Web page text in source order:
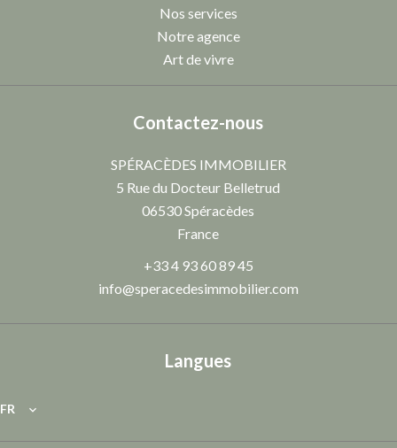
Nos services
Notre agence
Art de vivre
Contactez-nous
SPÉRACÈDES IMMOBILIER
5 Rue du Docteur Belletrud
06530Spéracèdes
France
+33 4 93 60 89 45
info@speracedesimmobilier.com
Langues
FR